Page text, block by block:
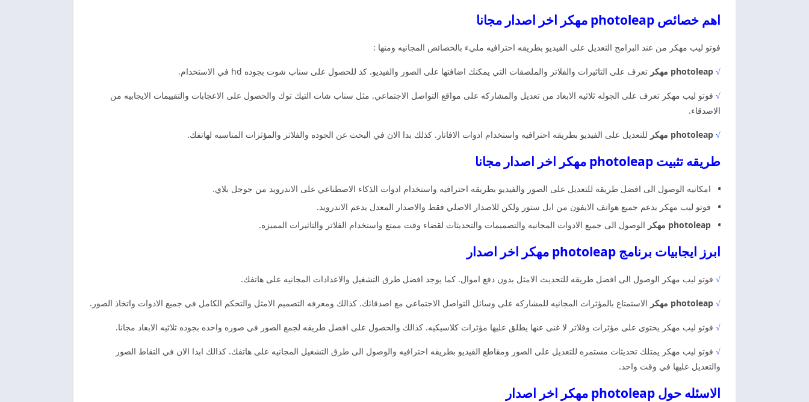
اهم خصائص photoleap مهكر اخر اصدار مجانا
فوتو ليب مهكر من عند البرامج التعديل على الفيديو بطريقه احترافيه مليء بالخصائص المجانيه ومنها :
√ photoleap مهكر تعرف على التاثيرات والفلاتر والملصقات التي يمكنك اضافتها على الصور والفيديو. كذ للحصول على سناب شوت بجوده hd في الاستخدام.
√ فوتو ليب مهكر تعرف على الجوله ثلاثيه الابعاد من تعديل والمشاركه على مواقع التواصل الاجتماعي. مثل سناب شات التيك توك والحصول على الاعجابات والتقييمات الايجابيه من
الاصدقاء.
√ photoleap مهكر للتعديل على الفيديو بطريقه احترافيه واستخدام ادوات الافاتار. كذلك بدا الان في البحث عن الجوده والفلاتر والمؤثرات المناسبه لهاتفك.
طريقه تثبيت photoleap مهكر اخر اصدار مجانا
امكانيه الوصول الى افضل طريقه للتعديل على الصور والفيديو بطريقه احترافيه واستخدام ادوات الذكاء الاصطناعي على الاندرويد من جوجل بلاي.
فوتو ليب مهكر يدعم جميع هواتف الايفون من ابل ستور ولكن للاصدار الاصلي فقط والاصدار المعدل يدعم الاندرويد.
photoleap مهكر
الوصول الى جميع الادوات المجانيه والتصميمات والتحديثات لقضاء وقت ممتع واستخدام الفلاتر والتاثيرات المميزه.
ابرز ايجابيات برنامج photoleap مهكر اخر اصدار
√ فوتو ليب مهكر الوصول الى افضل طريقه للتحديث الامثل بدون دفع اموال. كما يوجد افضل طرق التشغيل والاعدادات المجانيه على هاتفك.
√ photoleap مهكر الاستمتاع بالمؤثرات المجانيه للمشاركه على وسائل التواصل الاجتماعي مع اصدقائك. كذالك ومعرفه التصميم الامثل والتحكم الكامل في جميع الادوات واتخاذ الصور.
√ فوتو ليب مهكر يحتوي على مؤثرات وفلاتر لا غنى عنها يطلق عليها مؤثرات كلاسيكيه. كذالك والحصول على افضل طريقه لجمع الصور في صوره واحده بجوده ثلاثيه الابعاد مجانا.
√ فوتو ليب مهكر يمتلك تحديثات مستمره للتعديل على الصور ومقاطع الفيديو بطريقه احترافيه والوصول الى طرق التشغيل المجانيه على هاتفك. كذالك ابدا الان في التقاط الصور
والتعديل عليها في وقت واحد.
الاسئله حول photoleap مهكر اخر اصدار